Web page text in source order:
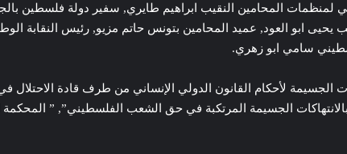
لمنظمات المحامين النقيب ابراهيم طايري, سفير دولة فلسطين
ابو العود, عميد المحامين بتونس حاتم مزيو, رئيس النقابة
سامي ابو زهري.
لأحكام القانون الدولي الإنساني من طرف قادة الاحتلال
بالانتهاكات الجسيمة المرتكبة في حق الشعب الفلسطيني”, ”